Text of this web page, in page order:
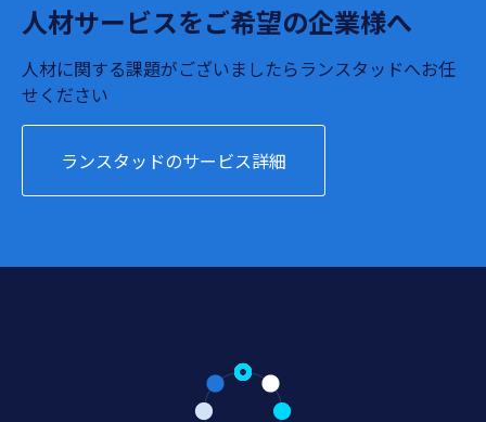
人材サービスをご希望の企業様へ
人材に関する課題がございましたらランスタッドへお任
せください
ランスタッドのサービス詳細